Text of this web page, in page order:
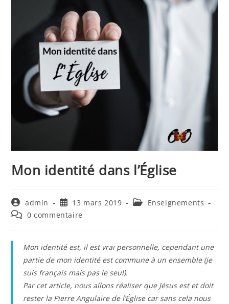
Mon identité dans l’Église
Auteur/autrice
de
la
admin
Publication
publiée :
13 mars 2019
Post Enseignements
Commentaires
publication :
0 commentaire
Mon identité est, il est vrai personnelle, cependant une
partie de mon identité est commune à un ensemble (je
suis français mais pas le seul).
Par cet article, nous allons réaliser que Jésus est et doit
rester la Pierre Angulaire de l’Église car sans cela nous